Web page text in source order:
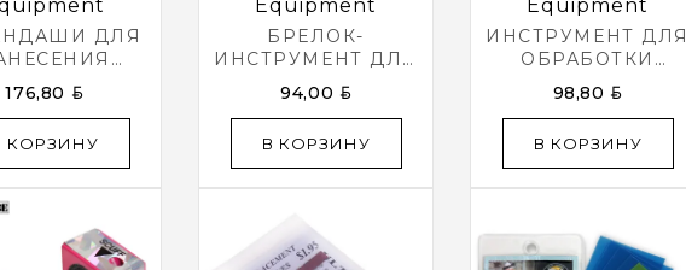
ДЛЯ
НА
СУКНЕ
P-04
12 ШТ.
176,80 BYN
КОРЗИНУ
Equipment
БРЕЛОК-
ИНСТРУМЕНТ ДЛЯ
ОБРАБОТКИ
НАКЛЕЙКИ CUE
94,00 BYN
В КОРЗИНУ
Equipment
ИНСТРУМЕНТ ДЛЯ
ОБРАБОТКИ
НАКЛЕЙКИ ULTI-
MATE CUE TIP
98,80 BYN
В КОРЗИНУ